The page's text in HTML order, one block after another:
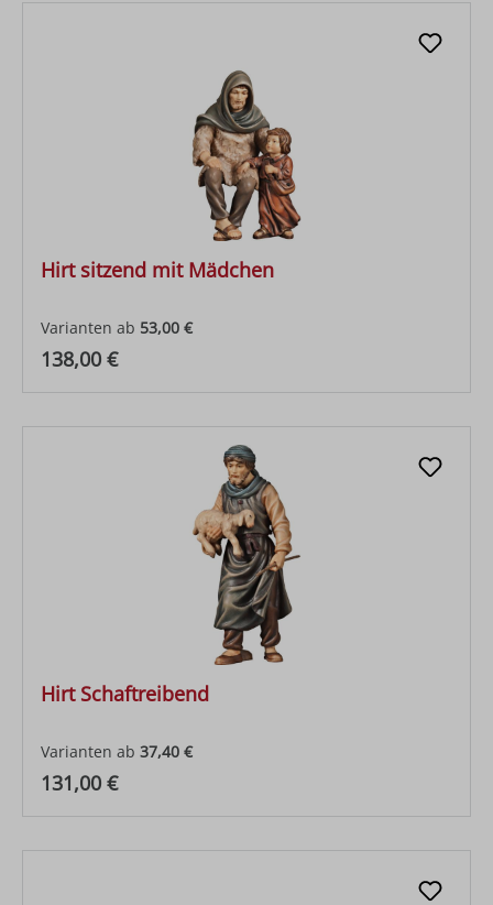
Hirt sitzend mit Mädchen
Varianten ab 53,00 €
Regulärer Preis:
138,00 €
Hirt Schaftreibend
Varianten ab 37,40 €
Regulärer Preis:
131,00 €